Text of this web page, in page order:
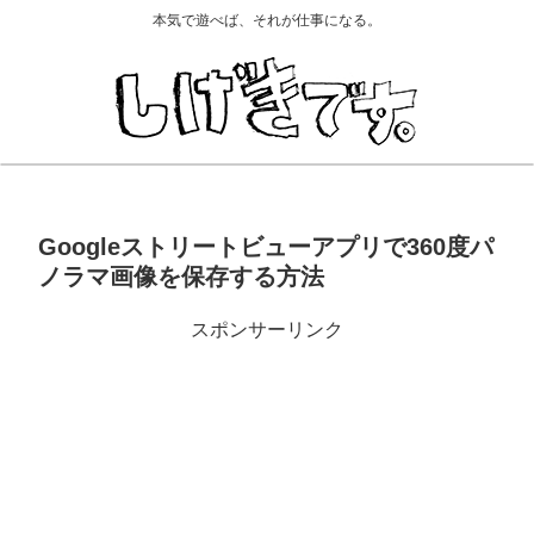
本気で遊べば、それが仕事になる。
Googleストリートビューアプリで360度パ
ノラマ画像を保存する方法
スポンサーリンク